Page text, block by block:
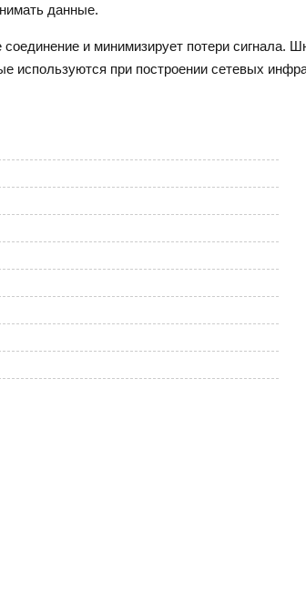
данные.
и минимизирует потери сигнала.
используются при построении сетевых